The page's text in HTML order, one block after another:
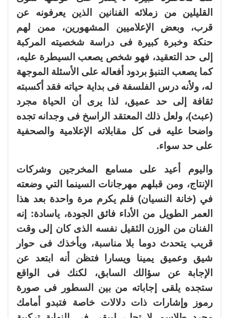
القليلين من زملائه الفنانين الذين يعرفونه عن
قرب، وبعض الإعلاميين المشهورين، ممن لهم
حنكة وخبرة كبيرة فى دراسة شخصيته المركبة
إلى حد التعقيد، فهو شخص يصعب السيطرة عليه،
كما يصعب التنبؤ بردود أفعاله على الأسئلة الموجهة
له، ولأنه درس الفلسفة فى بداية حياته فقد أكسبته
ثقافة إلى حد عميق، لذا يرى أن الحياة مجرد
(عبث)، ولعل ذلك المعتقد الراسخ فى وجدانه تجده
واضحا عليه فى كل مقابلاته الإعلامية والصحفية
على حد سواء.
واليوم أعيد على مسامع المخرجين وشركات
الإنتاج، ومن قبلهم مهرجانات السينما التي وضعته
في (خانة النسيان) فلم يكرم مرة واحدة بعد هذا
العمر الطويل من الأداء فائق الجودة، ياسادة: إنه
الفنان من الوزن الثقيل نفسه الذى كان إلى وقت
قريب يتحدث دوما بلا مناسبة، ويأخذك فى حوار
شيق وعميق يمينا ويسارا فتظن أنه ابتعد عن
الإجابة عن سؤالك السابق، لكنك فى الواقع
ستجده يلقى إجاباته من بين السطور فى صورة
رموز وإشارات ذات دلالات خاصة فتبدو أمامك